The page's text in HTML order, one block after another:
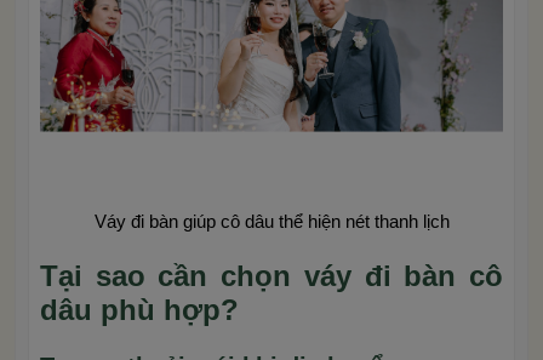
Váy đi bàn giúp cô dâu thể hiện nét thanh lịch
Tại sao cần chọn váy đi bàn cô
dâu phù hợp?